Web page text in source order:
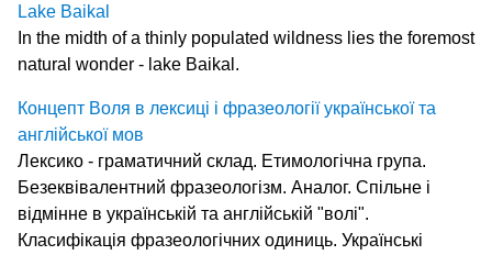
Lake Baikal
In the midth of a thinly populated wildness lies the foremost
natural wonder - lake Baikal.
Концепт Воля в лексиці і фразеології української та
англійської мов
Лексико - граматичний склад. Етимологічна група.
Безеквівалентний фразеологізм. Аналог. Спільне і
відмінне в українській та англійській "волі".
Класифікація фразеологічних одиниць. Українські